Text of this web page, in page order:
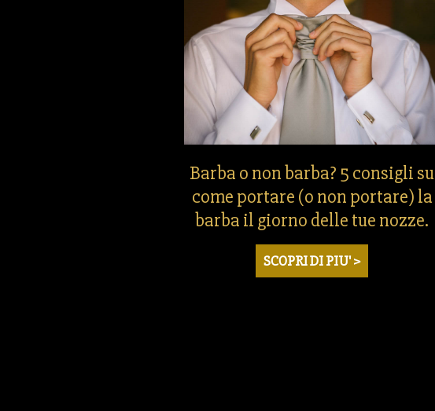
Barba o non barba? 5 consigli su
come portare (o non portare) la
barba il giorno delle tue nozze.
SCOPRI DI PIU' >